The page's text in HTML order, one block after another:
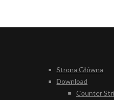
Strona Główna
Download
Counter